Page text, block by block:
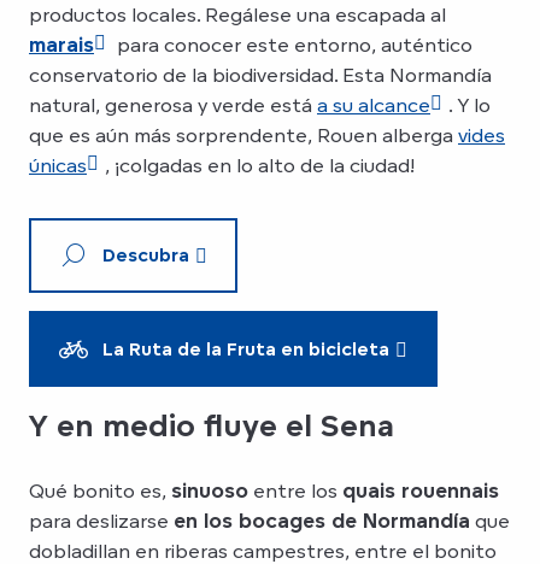
productos locales. Regálese una escapada al
marais
para conocer este entorno, auténtico
conservatorio de la biodiversidad. Esta Normandía
natural, generosa y verde está a su alcance
. Y lo
que es aún más sorprendente, Rouen alberga vides
únicas
, ¡colgadas en lo alto de la ciudad!
Descubra
La Ruta de la Fruta en bicicleta
Y en medio fluye el Sena
Qué bonito es, sinuoso entre los quais rouennais
para deslizarse en los bocages de Normandía que
dobladillan en riberas campestres, entre el bonito